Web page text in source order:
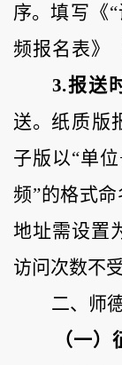
序。填写《
频报名表》
3.报送
送。 纸质版
子版以“单
频”的格式
地址需设置
访问次数不受
二、师
（一